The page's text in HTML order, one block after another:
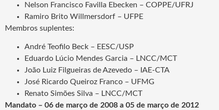
Nelson Francisco Favilla Ebecken – COPPE/UFRJ
Ramiro Brito Willmersdorf – UFPE
Membros suplentes:
André Teofilo Beck – EESC/USP
Eduardo Lúcio Mendes Garcia – LNCC/MCT
João Luiz Filgueiras de Azevedo – IAE-CTA
José Ricardo Queiroz Franco – UFMG
Renato Simões Silva – LNCC/MCT
Mandato – 06 de março de 2008 a 05 de março de 2012